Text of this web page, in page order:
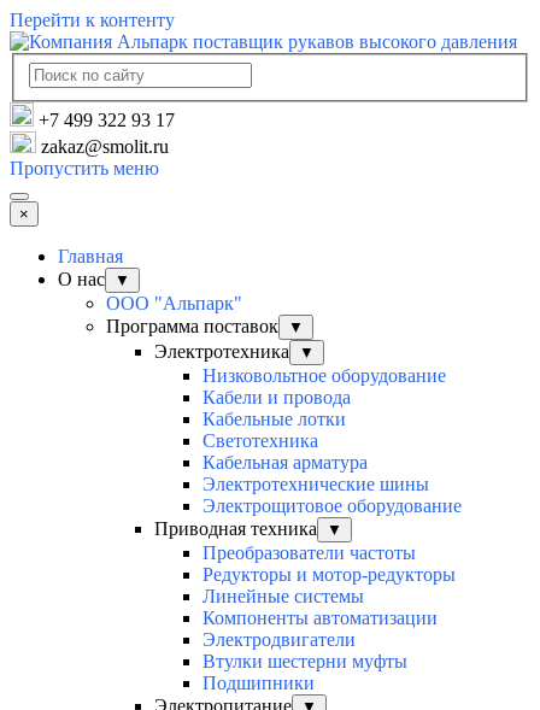
Перейти к контенту
+7 499 322 93 17
zakaz@smolit.ru
Пропустить меню
×
Главная
О нас
▼
ООО "Альпарк"
Программа поставок
▼
Электротехника ▼
Низковольтное оборудование
Кабели и провода
Кабельные лотки
Светотехника
Кабельная арматура
Электротехнические шины
Электрощитовое оборудование
Приводная техника
▼
Преобразователи частоты
Редукторы и мотор-редукторы
Линейные системы
Компоненты автоматизации
Электродвигатели
Втулки шестерни муфты
Подшипники
Электропитание